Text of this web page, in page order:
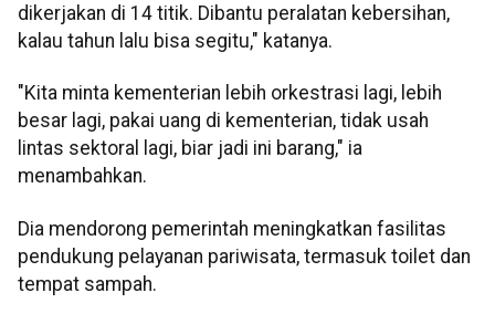
dikerjakan di 14 titik. Dibantu peralatan kebersihan,
kalau tahun lalu bisa segitu," katanya.
"Kita minta kementerian lebih orkestrasi lagi, lebih
besar lagi, pakai uang di kementerian, tidak usah
lintas sektoral lagi, biar jadi ini barang," ia
menambahkan.
Dia mendorong pemerintah meningkatkan fasilitas
pendukung pelayanan pariwisata, termasuk toilet dan
tempat sampah.